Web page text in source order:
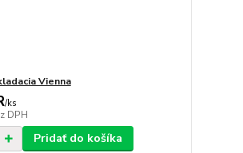
Vienna
/ks
DPH
Pridať do košíka